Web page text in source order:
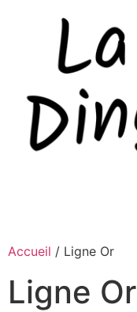
Accueil / Ligne Or
Ligne Or